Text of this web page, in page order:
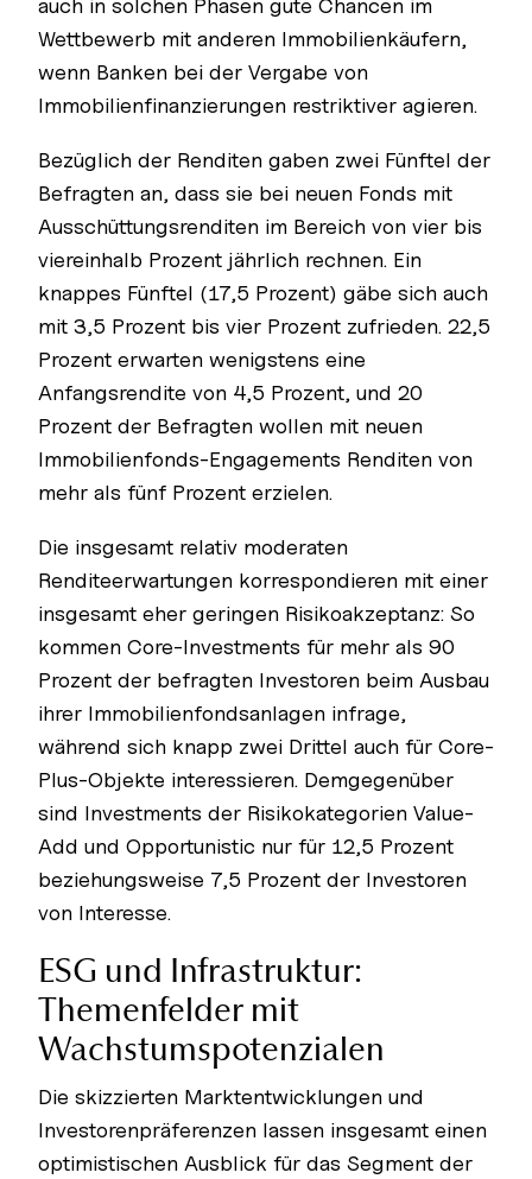
auch in solchen Phasen gute Chancen im
Wettbewerb mit anderen Immobilienkäufern,
wenn Banken bei der Vergabe von
Immobilienfinanzierungen restriktiver agieren.
Bezüglich der Renditen gaben zwei Fünftel der
Befragten an, dass sie bei neuen Fonds mit
Ausschüttungsrenditen im Bereich von vier bis
viereinhalb Prozent jährlich rechnen. Ein
knappes Fünftel (17,5 Prozent) gäbe sich auch
mit 3,5 Prozent bis vier Prozent zufrieden. 22,5
Prozent erwarten wenigstens eine
Anfangsrendite von 4,5 Prozent, und 20
Prozent der Befragten wollen mit neuen
Immobilienfonds-Engagements Renditen von
mehr als fünf Prozent erzielen.
Die insgesamt relativ moderaten
Renditeerwartungen korrespondieren mit einer
insgesamt eher geringen Risikoakzeptanz: So
kommen Core-Investments für mehr als 90
Prozent der befragten Investoren beim Ausbau
ihrer Immobilienfondsanlagen infrage,
während sich knapp zwei Drittel auch für Core-
Plus-Objekte interessieren. Demgegenüber
sind Investments der Risikokategorien Value-
Add und Opportunistic nur für 12,5 Prozent
beziehungsweise 7,5 Prozent der Investoren
von Interesse.
ESG und Infrastruktur:
Themenfelder mit
Wachstumspotenzialen
Die skizzierten Marktentwicklungen und
Investorenpräferenzen lassen insgesamt einen
optimistischen Ausblick für das Segment der